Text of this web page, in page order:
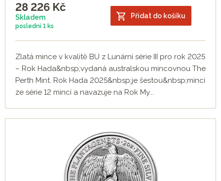
28 226 Kč
Skladem
poslední 1 ks
Přidat do košíku
Zlatá mince v kvalitě BU z Lunární série III pro rok 2025
– Rok Hada&nbsp;vydaná australskou mincovnou The
Perth Mint. Rok Hada 2025&nbsp;je šestou&nbsp;mincí
ze série 12 mincí a navazuje na Rok My...